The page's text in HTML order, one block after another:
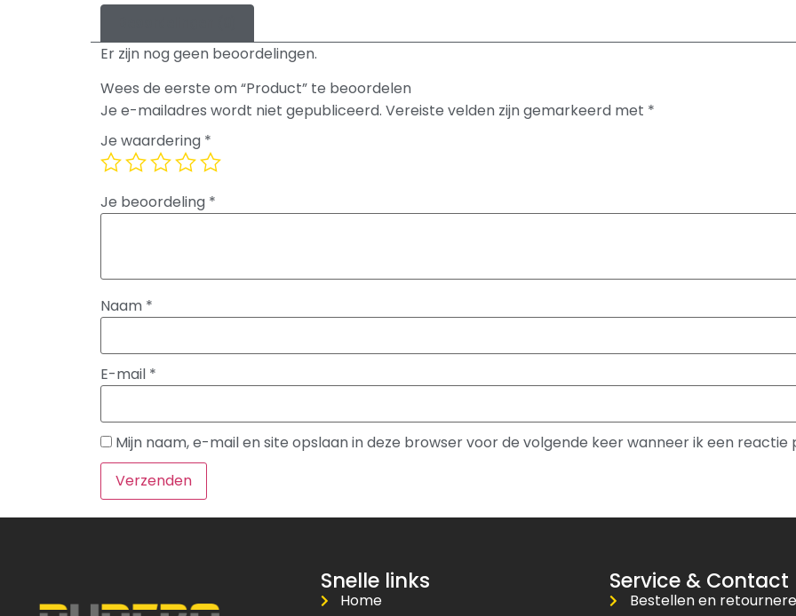
Er zijn nog geen beoordelingen.
Wees de eerste om “Product” te beoordelen
Je e-mailadres wordt niet gepubliceerd. Vereiste velden zijn gemarkeerd met *
Je waardering *
Je beoordeling *
Naam *
E-mail *
Mijn naam, e-mail en site opslaan in deze browser voor de volgende keer wanneer ik een reactie
Snelle links
Home
Service & Contact
Bestellen en